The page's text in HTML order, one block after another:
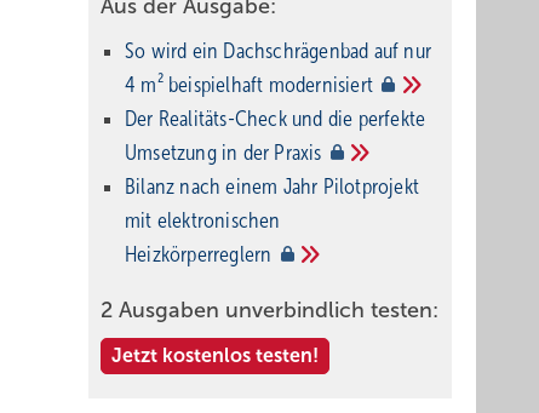
Aus der Ausgabe:
So wird ein Dach­schrägenbad auf nur
4 m² beispielhaft modernisiert
Der Realitäts-Check und die perfekte
Umsetzung in der Praxis
Bilanz nach einem Jahr Pilotprojekt
mit elektronischen
Heizkörperreglern
2 Ausgaben unverbindlich testen:
Jetzt kostenlos testen!